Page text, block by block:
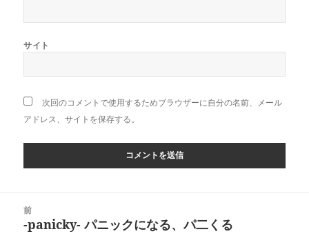
サイト
次回のコメントで使用するためブラウザーに自分の名前、メール
アドレス、サイトを保存する。
前
前
-panicky- パニックになる、パ二くる